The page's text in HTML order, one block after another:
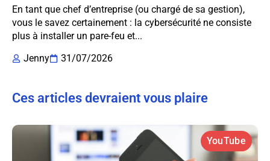
En tant que chef d’entreprise (ou chargé de sa gestion),
vous le savez certainement : la cybersécurité ne consiste
plus à installer un pare-feu et...
Jenny
31/07/2026
Ces articles devraient vous plaire
YouTube